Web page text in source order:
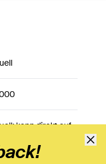
kann direkt auf